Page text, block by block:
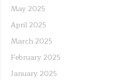
May 2025
April 2025
March 2025
February 2025
January 2025